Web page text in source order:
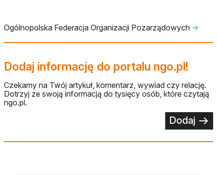
Ogólnopolska Federacja Organizacji Pozarządowych 🡢
Dodaj informację do portalu ngo.pl!
Czekamy na Twój artykuł, komentarz, wywiad czy relację.
Dotrzyj ze swoją informacją do tysięcy osób, które czytają
ngo.pl.
Dodaj